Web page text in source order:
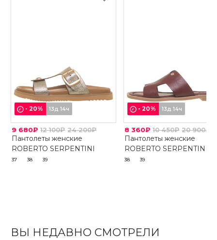
-20% 13д 14ч
9 680₽ 12 100₽ 24 200₽
Пантолеты женские
ROBERTO SERPENTINI
37 38 39
-20% 13д 14ч
8 360₽ 10 450₽ 20 900₽
Пантолеты женские
ROBERTO SERPENTINI
38 39
ВЫ НЕДАВНО СМОТРЕЛИ